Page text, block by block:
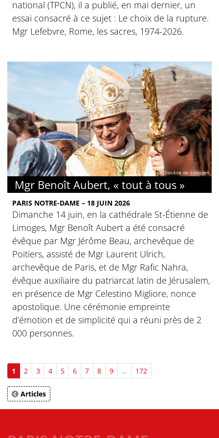
national (TPCN), il a publié, en mai dernier, un
essai consacré à ce sujet : Le choix de la rupture.
Mgr Lefebvre, Rome, les sacres, 1974-2026.
© Diocèse de Limoges
Mgr Benoît Aubert, « tout à tous »
PARIS NOTRE-DAME – 18 JUIN 2026
Dimanche 14 juin, en la cathédrale St-Étienne de
Limoges, Mgr Benoît Aubert a été consacré
évêque par Mgr Jérôme Beau, archevêque de
Poitiers, assisté de Mgr Laurent Ulrich,
archevêque de Paris, et de Mgr Rafic Nahra,
évêque auxiliaire du patriarcat latin de Jérusalem,
en présence de Mgr Celestino Migliore, nonce
apostolique. Une cérémonie empreinte
d’émotion et de simplicité qui a réuni près de 2
000 personnes.
1 2 3 4 5 6 7 8 9 … 172
Articles